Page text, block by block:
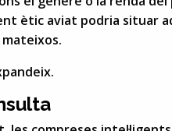
ètic aviat podria situar